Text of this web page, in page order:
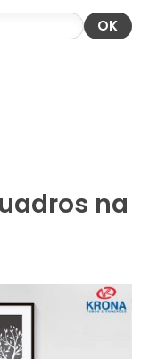
OK
na